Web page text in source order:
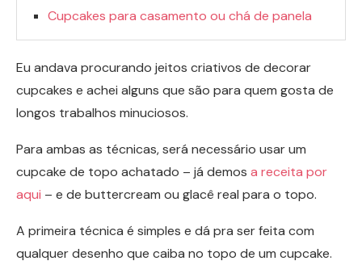
Cupcakes para casamento ou chá de panela
Eu andava procurando jeitos criativos de decorar
cupcakes e achei alguns que são para quem gosta de
longos trabalhos minuciosos.
Para ambas as técnicas, será necessário usar um
cupcake de topo achatado – já demos a receita por
aqui – e de buttercream ou glacê real para o topo.
A primeira técnica é simples e dá pra ser feita com
qualquer desenho que caiba no topo de um cupcake.